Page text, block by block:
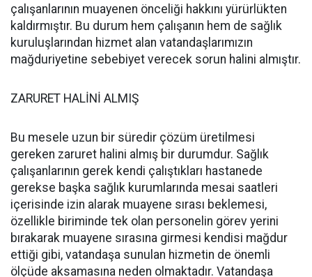
çalışanlarının muayenen önceliği hakkını yürürlükten
kaldırmıştır. Bu durum hem çalışanın hem de sağlık
kuruluşlarından hizmet alan vatandaşlarımızın
mağduriyetine sebebiyet verecek sorun halini almıştır.
ZARURET HALİNİ ALMIŞ
Bu mesele uzun bir süredir çözüm üretilmesi
gereken zaruret halini almış bir durumdur. Sağlık
çalışanlarının gerek kendi çalıştıkları hastanede
gerekse başka sağlık kurumlarında mesai saatleri
içerisinde izin alarak muayene sırası beklemesi,
özellikle biriminde tek olan personelin görev yerini
bırakarak muayene sırasına girmesi kendisi mağdur
ettiği gibi, vatandaşa sunulan hizmetin de önemli
ölçüde aksamasına neden olmaktadır. Vatandaşa